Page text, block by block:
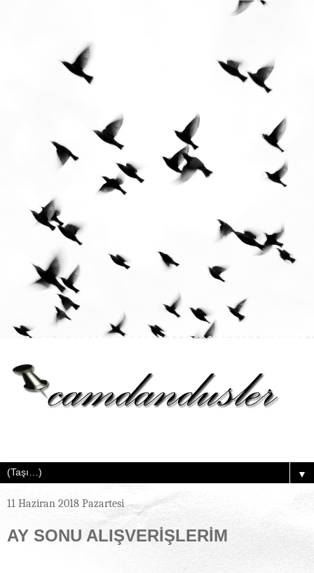
▼
11 Haziran 2018 Pazartesi
AY SONU ALIŞVERİŞLERİM